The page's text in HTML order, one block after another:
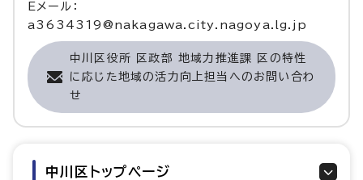
Eメール：
a3634319@nakagawa.city.nagoya.lg.jp
中川区役所 区政部 地域力推進課 区の特性
に応じた地域の活力向上担当へのお問い合わ
せ
中川区トップページ